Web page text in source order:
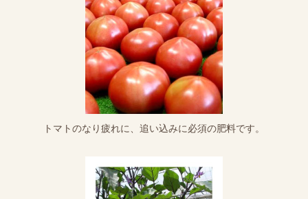
トマトのなり疲れに、追い込みに必須の肥料です。